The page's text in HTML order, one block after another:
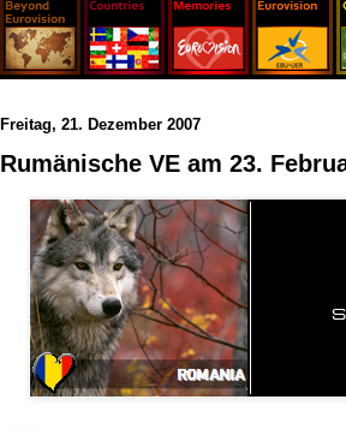
Freitag, 21. Dezember 2007
Rumänische VE am 23.